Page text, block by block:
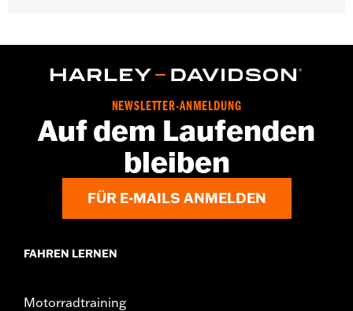
Funktionsmerkmale:FrontreiÃŸverschluss,Taschen,Mit
GARANTIE:2 year limited warranty – Go towww.h-
for full details
Pant Style:
Straight
Herkunft: Imported
NEWSLETTER-ANMELDUNG
Auf dem Laufenden
bleiben
FÜR E-MAILS ANMELDEN
FAHREN LERNEN
Motorradtraining